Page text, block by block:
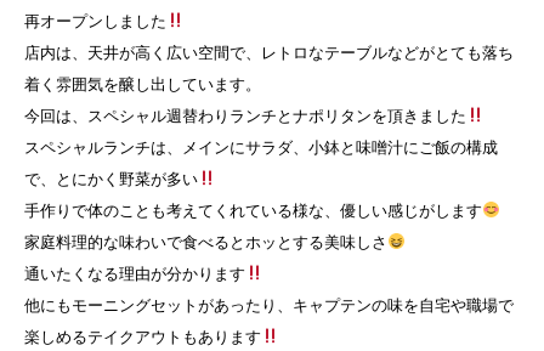
再オープンしました
店内は、天井が高く広い空間で、レトロなテーブルなどがとても落ち
着く雰囲気を醸し出しています。
今回は、スペシャル週替わりランチとナポリタンを頂きました
スペシャルランチは、メインにサラダ、小鉢と味噌汁にご飯の構成
で、とにかく野菜が多い
手作りで体のことも考えてくれている様な、優しい感じがします
家庭料理的な味わいで食べるとホッとする美味しさ
通いたくなる理由が分かります
他にもモーニングセットがあったり、キャプテンの味を自宅や職場で
楽しめるテイクアウトもあります